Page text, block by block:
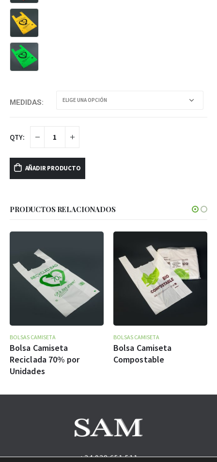
MEDIDAS
AÑADIR PRODUCTO
PRODUCTOS RELACIONADOS
BOLSAS CAMISETA
Bolsa Camiseta
Reciclada 70% por
Unidades
BOLSAS CAMISETA
Bolsa Camiseta
Compostable
+34 938 651 511